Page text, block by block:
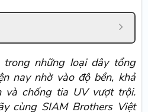
những loại dây tổng
nay nhờ vào độ bền, khả
và chống tia UV vượt trội.
cùng SIAM Brothers Việt